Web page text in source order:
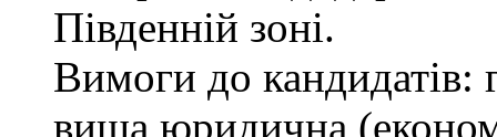
Південній зоні.
Вимоги до кандидатів:
вища юридична